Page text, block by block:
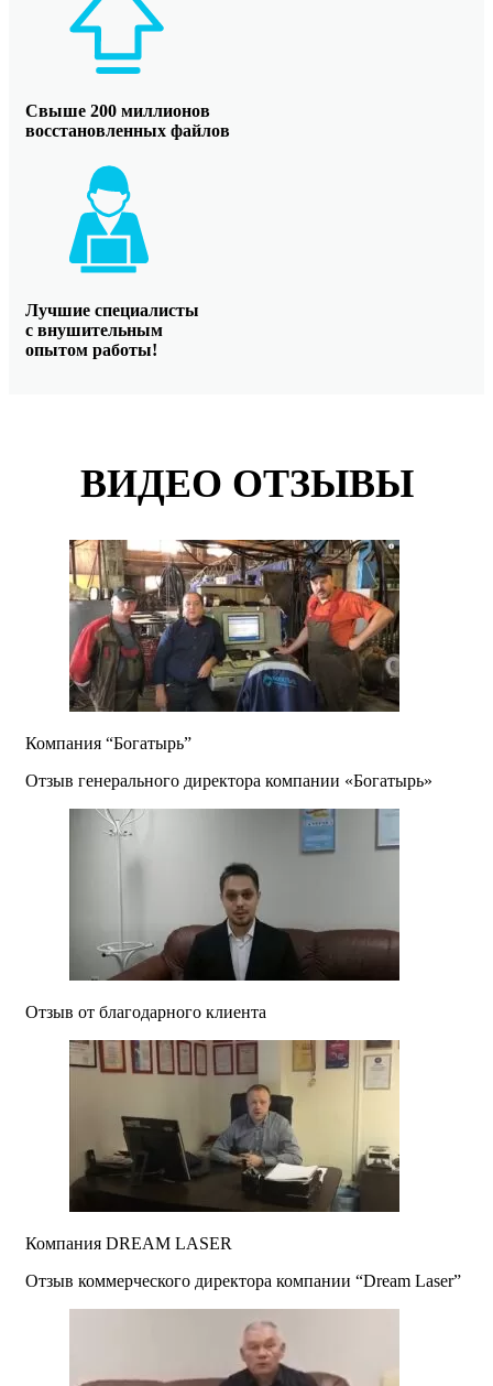
Свыше 200 миллионов
восстановленных файлов
Лучшие специалисты
с внушительным
опытом работы!
ВИДЕО ОТЗЫВЫ
Компания “Богатырь”
Отзыв генерального директора компании «Богатырь»
Отзыв от благодарного клиента
Компания DREAM LASER
Отзыв коммерческого директора компании “Dream Laser”